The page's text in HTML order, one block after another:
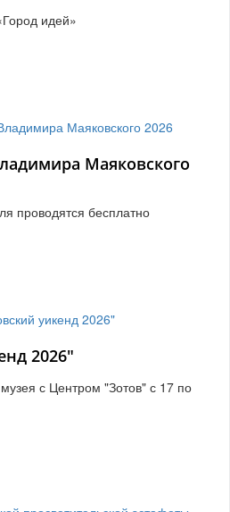
идей»
Маяковского
проводятся бесплатно
2026"
с Центром "Зотов" с 17 по